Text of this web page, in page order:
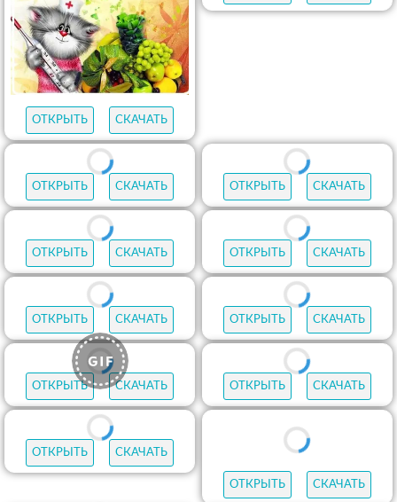
ОТКРЫТЬ СКАЧАТЬ
ОТКРЫТЬ
ОТКРЫТЬ
ОТКРЫТЬ СКАЧАТЬ